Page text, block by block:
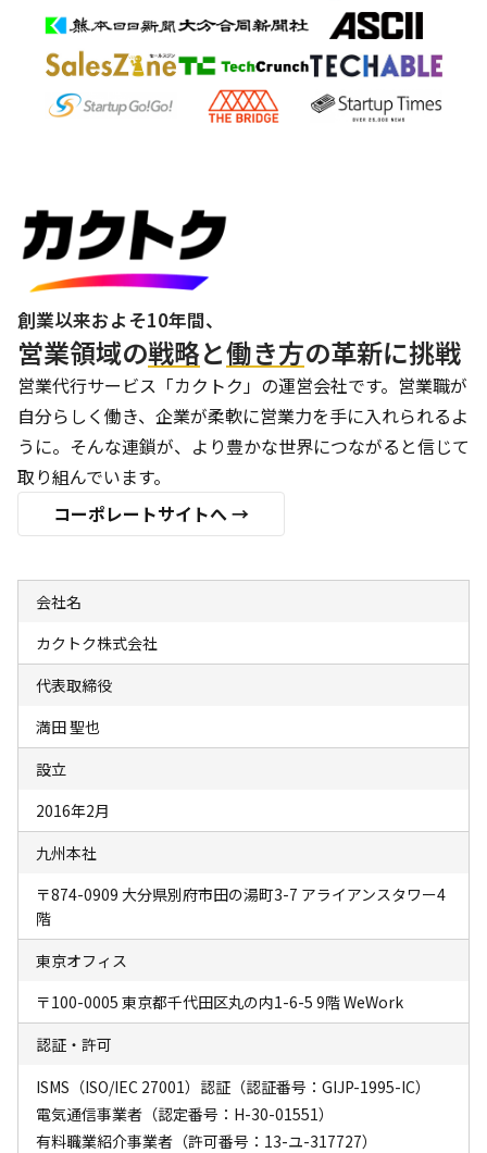
創業以来およそ10年間、
営業領域の戦略と働き方の革新に挑戦
営業代行サービス「カクトク」の運営会社です。営業職が
自分らしく働き、企業が柔軟に営業力を手に入れられるよ
うに。そんな連鎖が、より豊かな世界につながると信じて
取り組んでいます。
コーポレートサイトへ →
会社名
カクトク株式会社
代表取締役
満田 聖也
設立
2016年2月
九州本社
〒874-0909 大分県別府市田の湯町3-7 アライアンスタワー4
階
東京オフィス
〒100-0005 東京都千代田区丸の内1-6-5 9階 WeWork
認証・許可
ISMS（ISO/IEC 27001）認証（認証番号：GIJP-1995-IC）
電気通信事業者（認定番号：H-30-01551）
有料職業紹介事業者（許可番号：13-ユ-317727）